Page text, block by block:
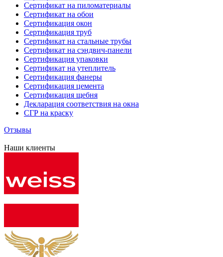
Сертификат на пиломатериалы
Сертификат на обои
Сертификация окон
Сертификация труб
Сертификат на стальные трубы
Сертификат на сэндвич-панели
Сертификация упаковки
Сертификат на утеплитель
Сертификация фанеры
Сертификация цемента
Сертификация щебня
Декларация соответствия на окна
СГР на краску
Отзывы
Наши клиенты